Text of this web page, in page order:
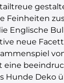
Feinheiten
Englische
neue
eine
Hunde Deko